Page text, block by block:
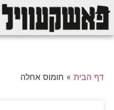
דף הבית » חומוס אחלה